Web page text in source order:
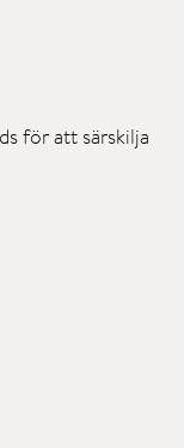
för att särskilja